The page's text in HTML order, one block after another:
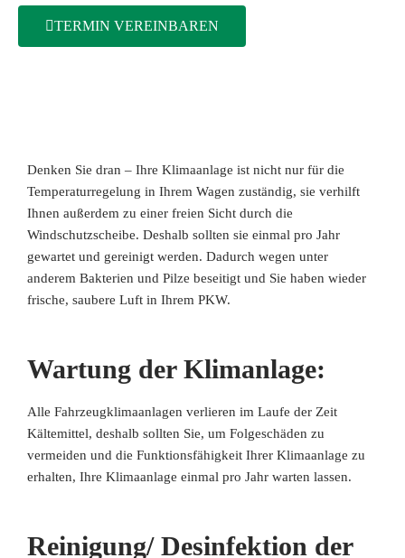
TERMIN VEREINBAREN
Denken Sie dran – Ihre Klimaanlage ist nicht nur für die
Temperaturregelung in Ihrem Wagen zuständig, sie verhilft
Ihnen außerdem zu einer freien Sicht durch die
Windschutzscheibe. Deshalb sollten sie einmal pro Jahr
gewartet und gereinigt werden. Dadurch wegen unter
anderem Bakterien und Pilze beseitigt und Sie haben wieder
frische, saubere Luft in Ihrem PKW.
Wartung der Klimanlage:
Alle Fahrzeugklimaanlagen verlieren im Laufe der Zeit
Kältemittel, deshalb sollten Sie, um Folgeschäden zu
vermeiden und die Funktionsfähigkeit Ihrer Klimaanlage zu
erhalten, Ihre Klimaanlage einmal pro Jahr warten lassen.
Reinigung/ Desinfektion der